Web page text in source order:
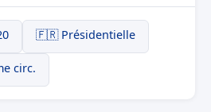
🇫🇷 Présidentielle
circ.